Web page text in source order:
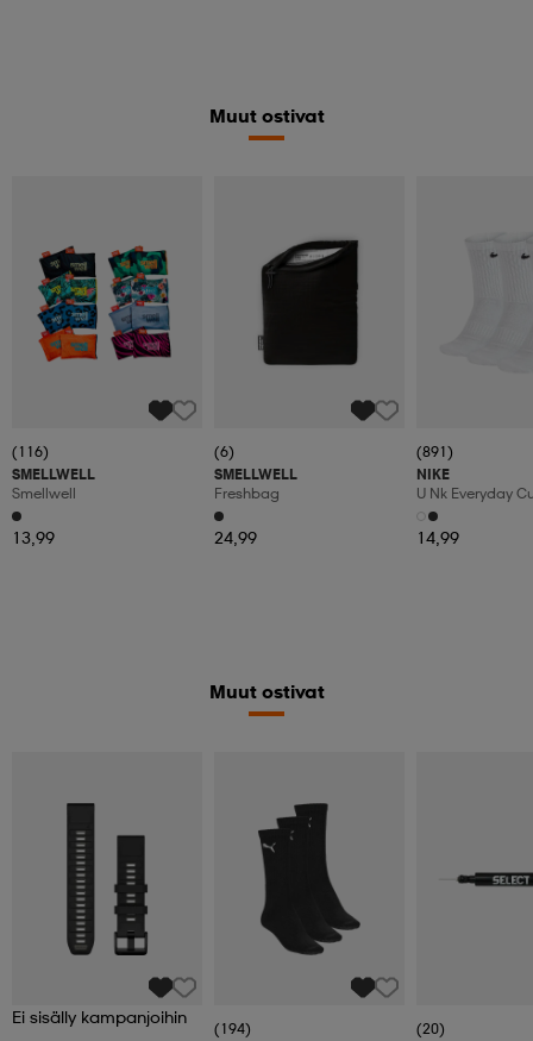
Muut ostivat
(116)
SMELLWELL
Smellwell
13,99
(6)
SMELLWELL
Freshbag
24,99
(891)
NIKE
U Nk Everyday
3pr
14,99
Muut ostivat
Ei sisälly kampanjoihin
(194)
(20)